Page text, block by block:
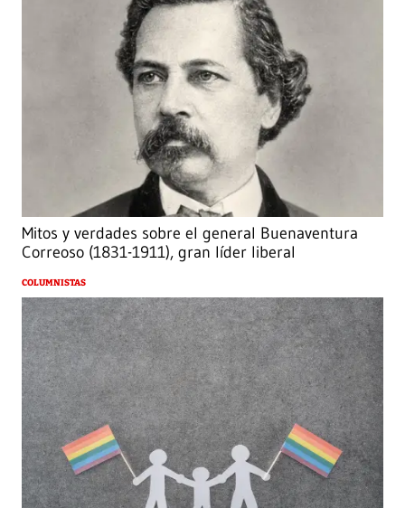
Mitos y verdades sobre el general Buenaventura
Correoso (1831-1911), gran líder liberal
COLUMNISTAS